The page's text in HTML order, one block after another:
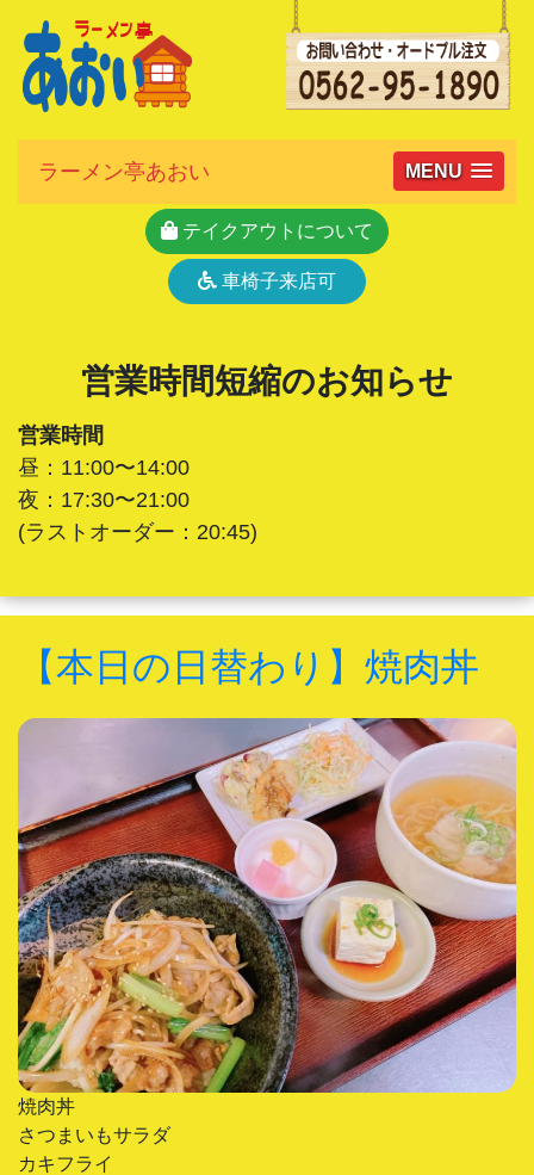
ラーメン亭あおい MENU
テイクアウトについて
車椅子来店可
営業時間短縮のお知らせ
営業時間
昼：11:00〜14:00
夜：17:30〜21:00
(ラストオーダー：20:45)
【本日の日替わり】焼肉丼
焼肉丼
さつまいもサラダ
カキフライ